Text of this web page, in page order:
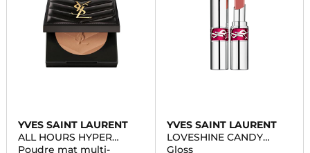
YVES SAINT LAURENT
ALL HOURS HYPER
FINISH
Poudre mat multi-
YVES SAINT LAURENT
LOVESHINE CANDY
GLAZE
Gloss